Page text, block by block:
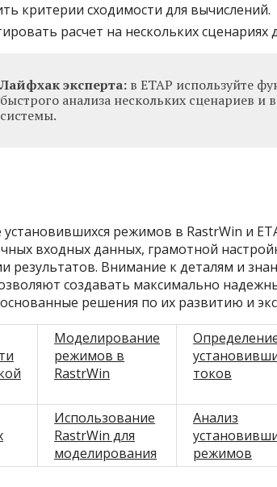
критерии сходимости для вычислений.
расчет на нескольких сценариях
Лайфхак эксперта: в ETAP используйте
быстрого анализа нескольких сценариев и
системы.
режимов в RastrWin и
входных данных, грамотной
результатов. Внимание к деталям и
создавать максимально
решения по их развитию и
Моделирование
режимов в
RastrWin
токов
Использование
RastrWin для
моделирования
Анализ
режимов